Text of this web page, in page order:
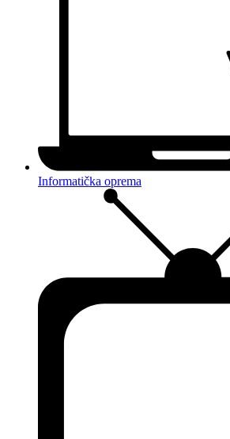
Informatička oprema